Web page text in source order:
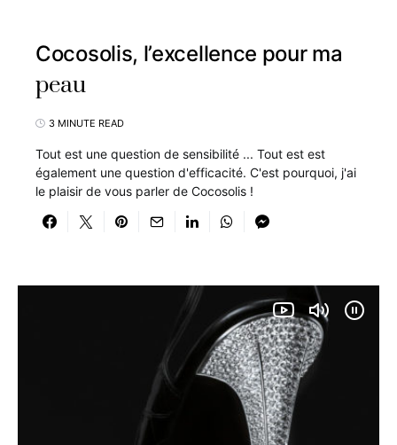
Cocosolis, l’excellence pour ma
peau
3 MINUTE READ
Tout est une question de sensibilité ... Tout est est
également une question d'efficacité. C'est pourquoi, j'ai
le plaisir de vous parler de Cocosolis !